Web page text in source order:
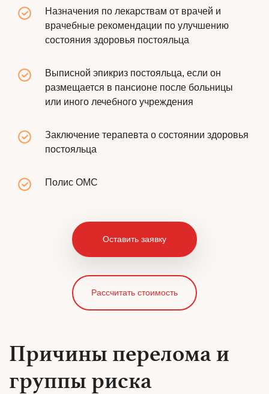
Назначения по лекарствам от врачей и
врачебные рекомендации по улучшению
состояния здоровья постояльца
Выписной эпикриз постояльца, если он
размещается в пансионе после больницы
или иного лечебного учреждения
Заключение терапевта о состоянии здоровья
постояльца
Полис ОМС
Оставить заявку
Рассчитать стоимость
Причины перелома и
группы риска